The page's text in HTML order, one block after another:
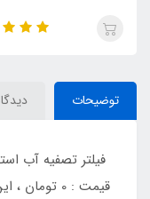
توضیحات
قیمت : 0